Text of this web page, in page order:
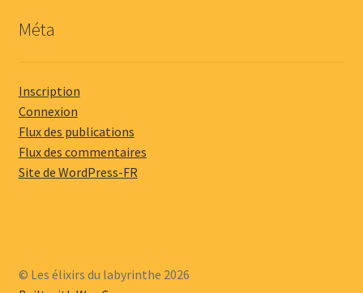
Méta
Inscription
Connexion
Flux des publications
Flux des commentaires
Site de WordPress-FR
© Les élixirs du labyrinthe 2026